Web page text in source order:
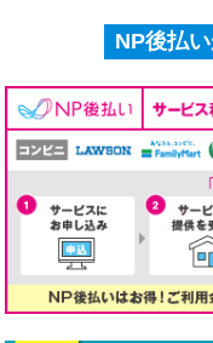
NP後払